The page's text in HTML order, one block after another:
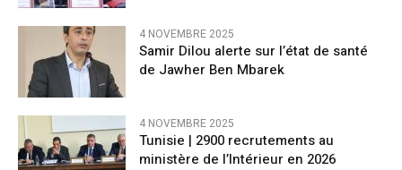
4 NOVEMBRE 2025
Samir Dilou alerte sur l’état de santé
de Jawher Ben Mbarek
4 NOVEMBRE 2025
Tunisie | 2900 recrutements au
ministère de l’Intérieur en 2026